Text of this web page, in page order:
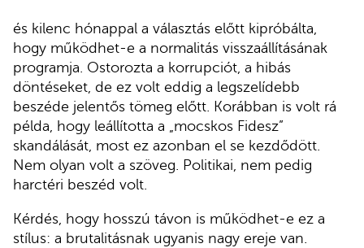
és kilenc hónappal a választás előtt kipróbálta,
hogy működhet-e a normalitás visszaállításának
programja. Ostorozta a korrupciót, a hibás
döntéseket, de ez volt eddig a legszelídebb
beszéde jelentős tömeg előtt. Korábban is volt rá
példa, hogy leállította a „mocskos Fidesz”
skandálását, most ez azonban el se kezdődött.
Nem olyan volt a szöveg. Politikai, nem pedig
harctéri beszéd volt.
Kérdés, hogy hosszú távon is működhet-e ez a
stílus: a brutalitásnak ugyanis nagy ereje van.